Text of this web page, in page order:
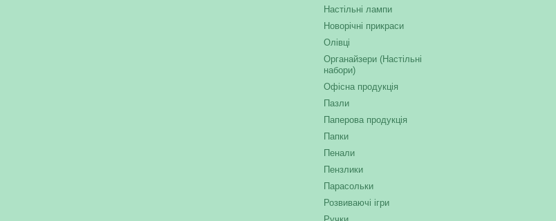
Настільні лампи
Новорічні прикраси
Олівці
Органайзери (Настільні
набори)
Офісна продукція
Пазли
Паперова продукція
Папки
Пенали
Пензлики
Парасольки
Розвиваючі ігри